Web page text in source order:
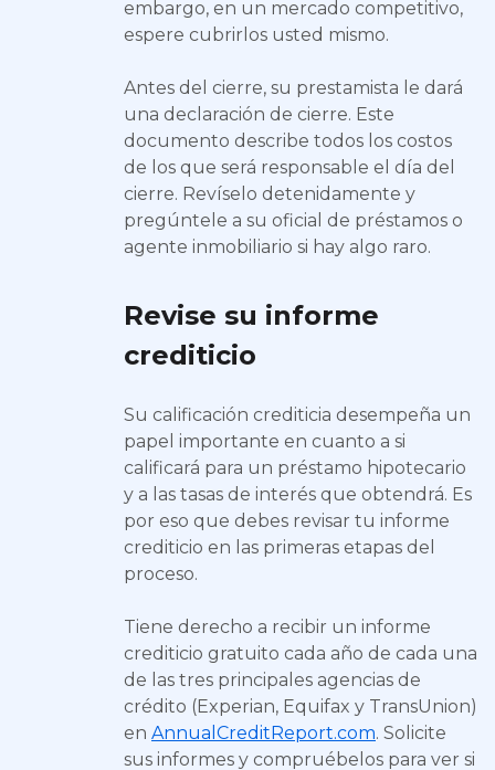
embargo, en un mercado competitivo,
espere cubrirlos usted mismo.
Antes del cierre, su prestamista le dará
una declaración de cierre. Este
documento describe todos los costos
de los que será responsable el día del
cierre. Revíselo detenidamente y
pregúntele a su oficial de préstamos o
agente inmobiliario si hay algo raro.
Revise su informe
crediticio
Su calificación crediticia desempeña un
papel importante en cuanto a si
calificará para un préstamo hipotecario
y a las tasas de interés que obtendrá. Es
por eso que debes revisar tu informe
crediticio en las primeras etapas del
proceso.
Tiene derecho a recibir un informe
crediticio gratuito cada año de cada una
de las tres principales agencias de
crédito (Experian, Equifax y TransUnion)
en AnnualCreditReport.com. Solicite
sus informes y compruébelos para ver si